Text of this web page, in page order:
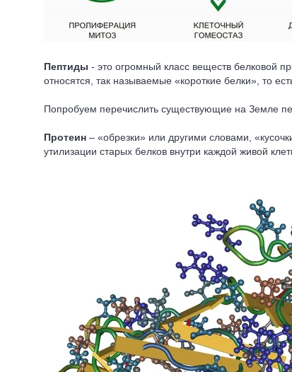
Пептиды - это огромный класс веществ белковой
относятся, так называемые «короткие белки», то
Попробуем перечислить существующие на Земле
Протеин – «обрезки» или другими словами,
утилизации старых белков внутри каждой живой